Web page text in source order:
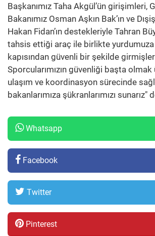
Başkanımız Taha Akgül’ün girişimleri,
Bakanımız Osman Aşkın Bak’ın ve
Hakan Fidan’ın destekleriyle Tahran
tahsis ettiği araç ile birlikte yurdumuza
kapısından güvenli bir şekilde
Sporcularımızın güvenliği başta olmak
ulaşım ve koordinasyon sürecinde
bakanlarımıza şükranlarımızı sunarız"
Whatsapp
Facebook
Twitter
Pinterest